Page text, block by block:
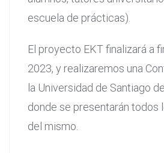
escuela de prácticas).
El proyecto EKT finalizará a
2023, y realizaremos una
la Universidad de Santiago
donde se presentarán todos
del mismo.